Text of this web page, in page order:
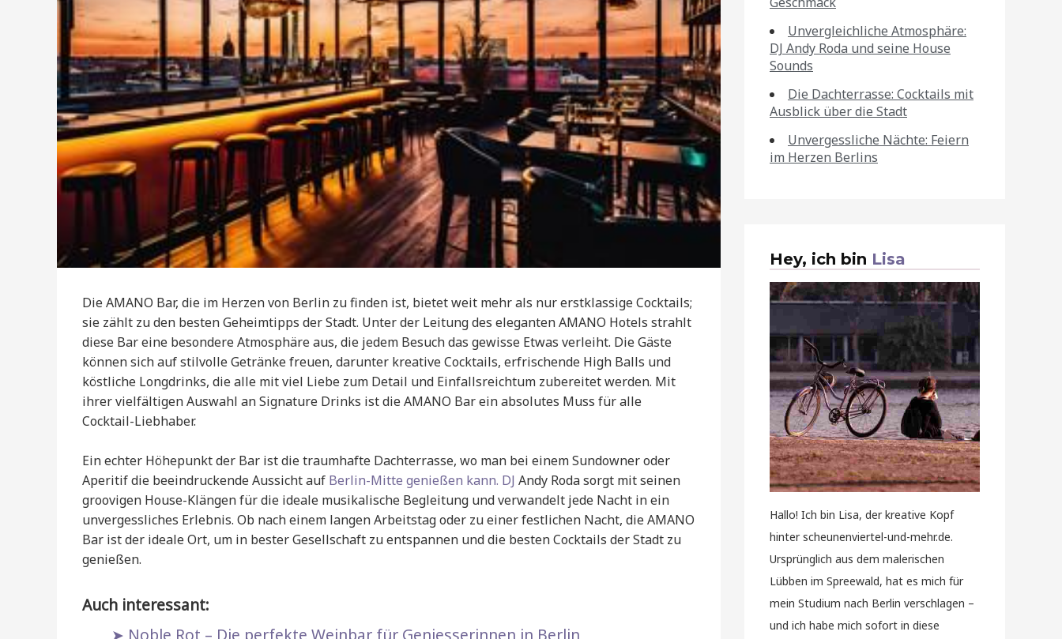
Die AMANO Bar, die im Herzen von Berlin zu finden ist, bietet weit mehr als nur erstklassige Cocktails;
sie zählt zu den besten Geheimtipps der Stadt. Unter der Leitung des eleganten AMANO Hotels strahlt
diese Bar eine besondere Atmosphäre aus, die jedem Besuch das gewisse Etwas verleiht. Die Gäste
können sich auf stilvolle Getränke freuen, darunter kreative Cocktails, erfrischende High Balls und
köstliche Longdrinks, die alle mit viel Liebe zum Detail und Einfallsreichtum zubereitet werden. Mit
ihrer vielfältigen Auswahl an Signature Drinks ist die AMANO Bar ein absolutes Muss für alle
Cocktail-Liebhaber.
Ein echter Höhepunkt der Bar ist die traumhafte Dachterrasse, wo man bei einem Sundowner oder
Aperitif die beeindruckende Aussicht auf Berlin-Mitte genießen kann. DJ Andy Roda sorgt mit seinen
groovigen House-Klängen für die ideale musikalische Begleitung und verwandelt jede Nacht in ein
unvergessliches Erlebnis. Ob nach einem langen Arbeitstag oder zu einer festlichen Nacht, die AMANO
Bar ist der ideale Ort, um in bester Gesellschaft zu entspannen und die besten Cocktails der Stadt zu
genießen.
Auch interessant:
Noble Rot – Die perfekte Weinbar für Geniesserinnen in Berlin
Unvergleichliche Atmosphäre:
DJ Andy Roda und seine House
Sounds
Die Dachterrasse: Cocktails mit
Ausblick über die Stadt
Unvergessliche Nächte: Feiern
im Herzen Berlins
Hey, ich bin Lisa
Hallo! Ich bin Lisa, der kreative Kopf
hinter scheunenviertel-und-mehr.de.
Ursprünglich aus dem malerischen
Lübben im Spreewald, hat es mich für
mein Studium nach Berlin verschlagen –
und ich habe mich sofort in diese